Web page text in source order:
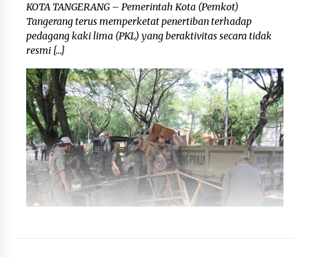
KOTA TANGERANG – Pemerintah Kota (Pemkot)
Tangerang terus memperketat penertiban terhadap
pedagang kaki lima (PKL) yang beraktivitas secara tidak
resmi […]